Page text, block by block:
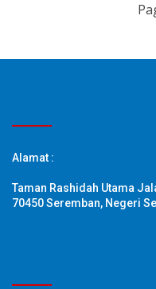
Alamat :
Taman Rashidah Utama
70450 Seremban, Negeri